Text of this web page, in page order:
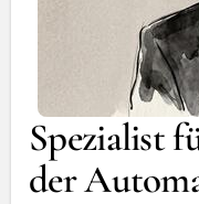
Spezialist
der